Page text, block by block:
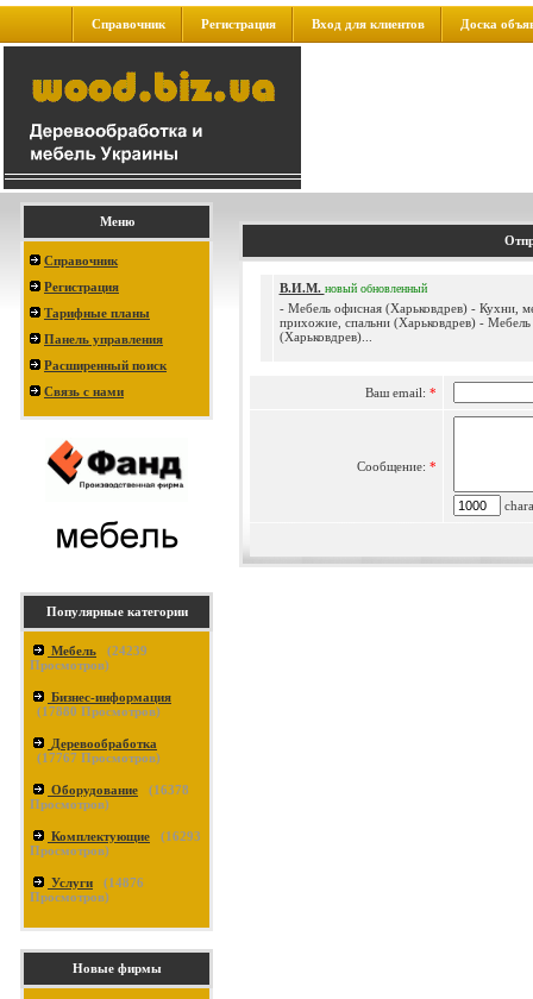
Справочник Регистрация Вход для клиентов Доска
Меню
Справочник
Регистрация
Тарифные планы
Панель управления
Расширенный поиск
Связь с нами
Популярные категории
Мебель (24239
Просмотров)
Бизнес-информация
(17880 Просмотров)
Деревообработка
(17767 Просмотров)
Оборудование (16378
Просмотров)
Комплектующие (16293
Просмотров)
Услуги (14876
Просмотров)
Новые фирмы
В.И.М. новый обновленный
- Мебель офисная (Харьковдрев) - Кухни,
прихожие, спальни (Харьковдрев) - Мебель
(Харьковдрев)...
Ваш email: *
Сообщение: *